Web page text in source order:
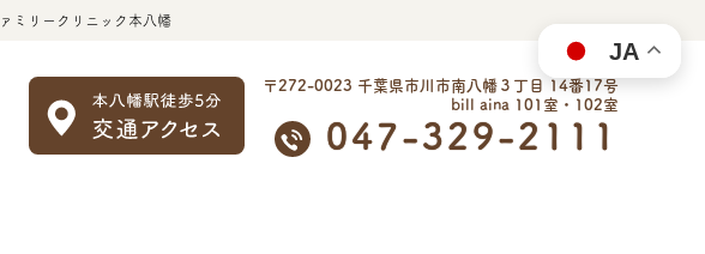
ミリークリニック本八幡
〒272-0023 千葉県市川市南八幡３丁目 14番17号
bill aina 101室・102室
047-329-2111
JA